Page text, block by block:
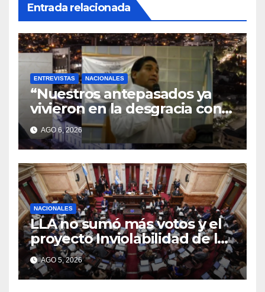
Entrada relacionada
ENTREVISTAS NACIONALES
“Nuestros antepasados ya
vivieron en la desgracia con
la Forestal algo que quizás se
repita”
AGO 6, 2026
NACIONALES
LLA no sumó más votos y el
proyecto Inviolabilidad de la
Propiedad Privada corre
riesgo de caerse en el
Senado
AGO 5, 2026